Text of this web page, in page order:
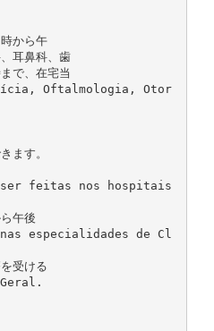
から午
耳鼻科、歯
で、在宅当
Oftalmologia, Otor
ます。
ser feitas nos hospitais
午後
especialidades de Cl
受ける